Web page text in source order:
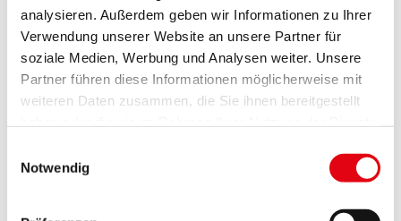
analysieren. Außerdem geben wir Informationen zu Ihrer
Verwendung unserer Website an unsere Partner für
soziale Medien, Werbung und Analysen weiter. Unsere
Partner führen diese Informationen möglicherweise mit
weiteren Daten zusammen, die Sie ihnen bereitgestellt
Notwendig
Wirtschaftliche Bedeutung
Der Neubau bringt nicht nur moderne
Betreuungsplätze, sondern stärkt auch die regionale
Wirtschaft. Bauunternehmen und regionale Betriebe
sind in die Umsetzung eingebunden, wodurch
Arbeitsplätze geschaffen und gesichert werden.